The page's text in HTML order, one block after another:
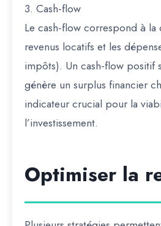
3. Cash-flow
Le cash-flow correspond à la
revenus locatifs et les
impôts). Un cash-flow positif
génère un surplus financier
indicateur crucial pour la
l’investissement.
Optimiser la